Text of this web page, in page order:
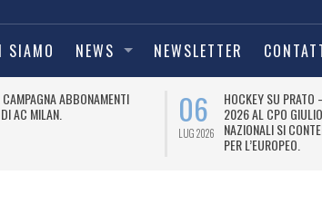
SIAMO NEWS NEWSLETTER
ABBONAMENTI
AC MILAN.
06
LUG 2026
HOCKEY SU
2026 AL CPO
NAZIONALI SI
PER L’EUROPEO.